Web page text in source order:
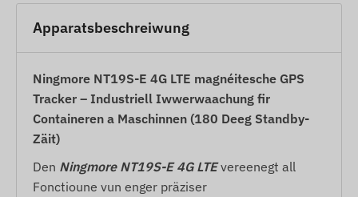
Apparatsbeschreiwung
Ningmore NT19S-E 4G LTE magnéitesche GPS
Tracker – Industriell Iwwerwaachung fir
Containeren a Maschinnen (180 Deeg Standby-
Zäit)
Den Ningmore NT19S-E 4G LTEvereenegt all
Fonctioune vun enger präziser